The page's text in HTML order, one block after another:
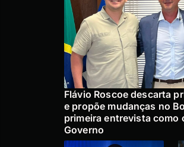
Flávio Roscoe descarta
e propõe mudanças no
primeira entrevista como
Governo